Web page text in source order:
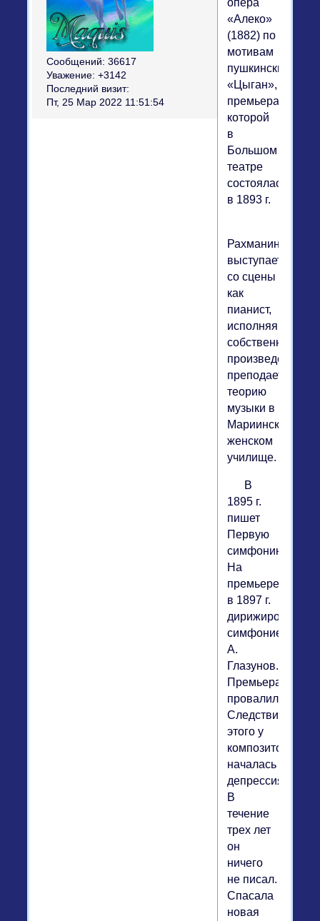
Сообщений: 36617
Уважение: +3142
Последний визит:
Пт, 25 Мар 2022 11:51:54
опера
«Алеко»
(1882) по
мотивам
пушкинских
«Цыган»,
премьера
которой
в
Большом
театре
состоялась
в 1893 г.
Рахманинов
выступает
со сцены
как
пианист,
исполняя
собственные
произведения,
преподает
теорию
музыки в
Мариинском
женском
училище.
В
1895 г.
пишет
Первую
симфонию.
На
премьере
в 1897 г.
дирижировал
симфонией
А.
Глазунов.
Премьера
провалилась.
Следствием
этого у
композитора
началась
депрессия.
В
течение
трех лет
он
ничего
не писал.
Спасала
новая